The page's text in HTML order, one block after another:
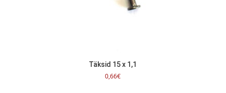
Täksid 15 x 1,1
0,66€